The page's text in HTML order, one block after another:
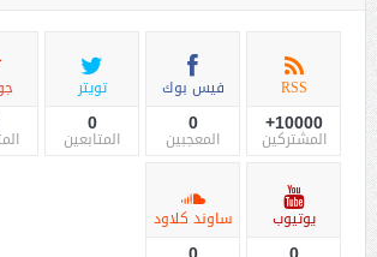
RSS
10000+
المشتركين
فيس بوك
0
المعجبين
تويتر
0
المتابعين
يوتيوب
0
ساوند كلاود
0